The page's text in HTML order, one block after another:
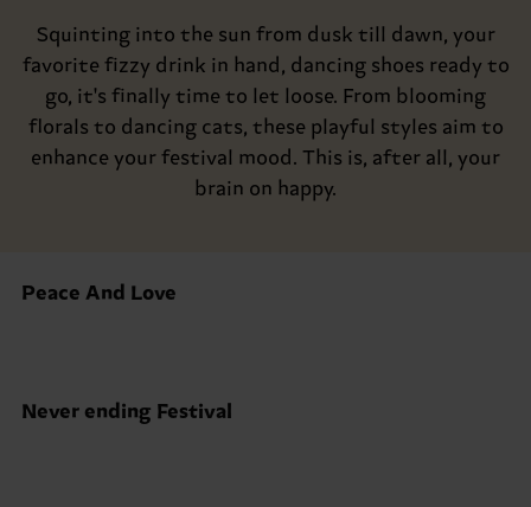
Squinting into the sun from dusk till dawn, your
favorite fizzy drink in hand, dancing shoes ready to
go, it's finally time to let loose. From blooming
florals to dancing cats, these playful styles aim to
enhance your festival mood. This is, after all, your
brain on happy.
Peace And Love
Never ending Festival